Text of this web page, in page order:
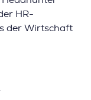
HR-
der Wirtschaft